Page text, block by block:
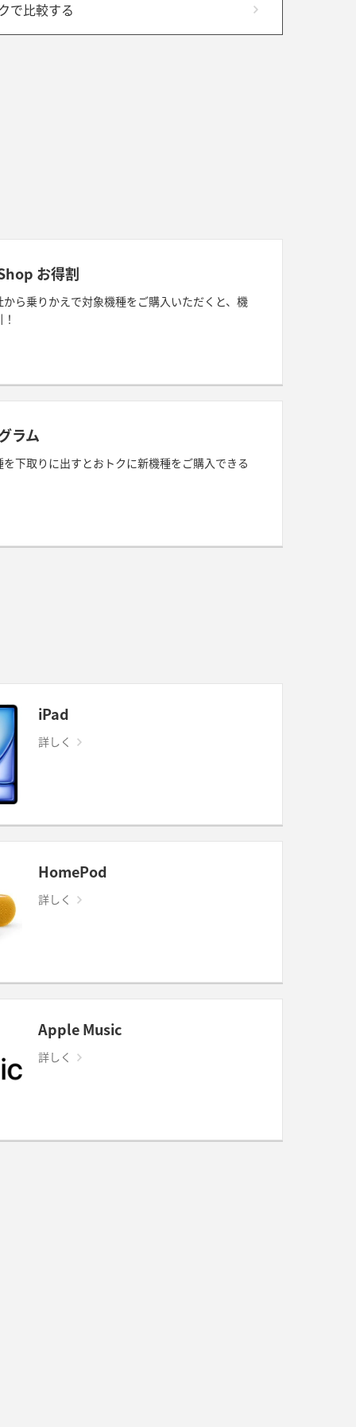
で比較する
お得割
ら乗りかえで対象機種をご購入いただくと、機
ラム
下取りに出すとおトクに新機種をご購入できる
iPad
詳しく
HomePod
詳しく
Apple Music
詳しく